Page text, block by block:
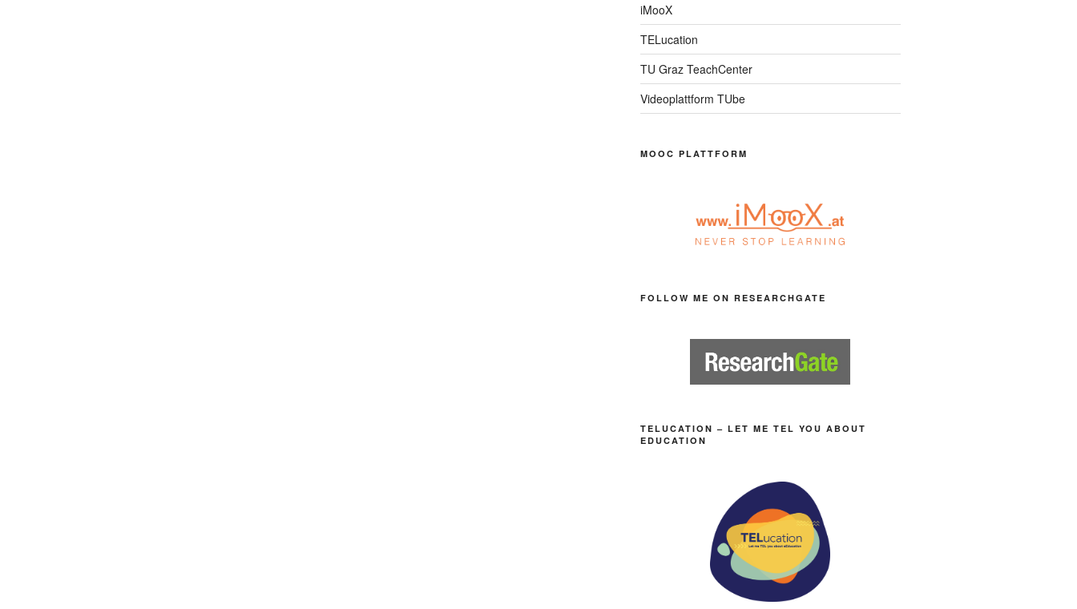
iMooX
TELucation
TU Graz TeachCenter
Videoplattform TUbe
MOOC PLATTFORM
FOLLOW ME ON RESEARCHGATE
TELUCATION – LET ME TEL YOU ABOUT
EDUCATION